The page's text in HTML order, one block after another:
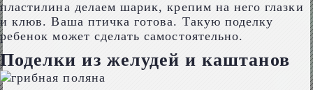
пластилина делаем шарик, крепим на него глазки
и клюв. Ваша птичка готова. Такую поделку
ребенок может сделать самостоятельно.
Поделки из желудей и каштанов